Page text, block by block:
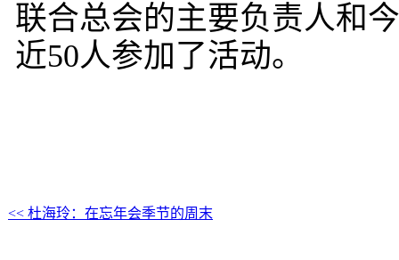
联合总会的主要负责人和
近50人参加了活动。
<< 杜海玲：在忘年会季节的周末